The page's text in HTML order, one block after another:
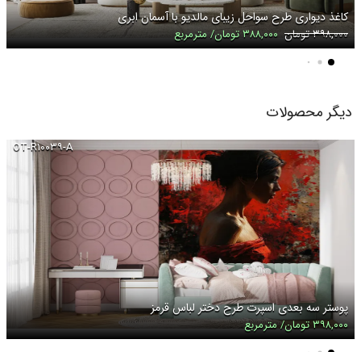
کاغذ دیواری طرح سواحل زیبای مالدیو با آسمان ابری
۳۹۸,۰۰۰ تومان ۳۸۸,۰۰۰ تومان/ مترمربع
دیگر محصولات
OT-R۱۰۰۳۹-A
پوستر سه بعدی اسپرت طرح دختر لباس قرمز
۳۹۸,۰۰۰ تومان/ مترمربع